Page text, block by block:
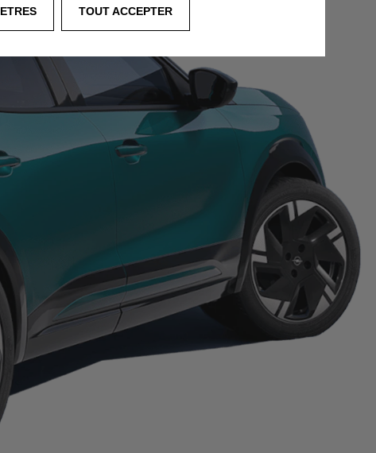
TOUT ACCEPTER